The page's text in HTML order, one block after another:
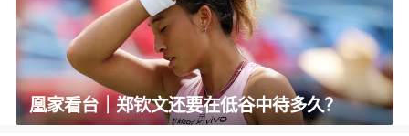
凰家看台｜郑钦文还要在低谷中待多久？